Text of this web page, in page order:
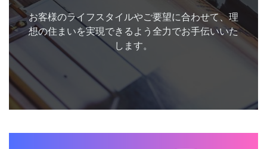
お客様のライフスタイルやご要望に合わせて、理
想の住まいを実現できるよう全力でお手伝いいた
します。